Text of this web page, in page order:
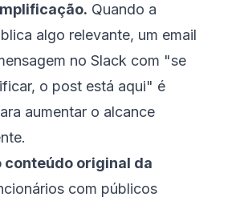
Quando a
algo relevante, um email
no Slack com "se
o post está aqui" é
aumentar o alcance
conteúdo original da
com públicos